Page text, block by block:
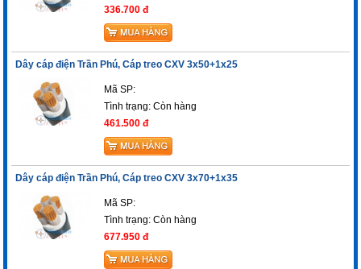
336.700 đ
Dây cáp điện Trần Phú, Cáp treo CXV 3x50+1x25
Mã SP:
Tình trạng:Còn hàng
461.500 đ
Dây cáp điện Trần Phú, Cáp treo CXV 3x70+1x35
Mã SP:
Tình trạng:Còn hàng
677.950 đ